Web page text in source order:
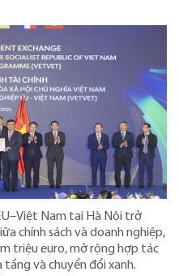
Nam tại Hà Nội trở
chính sách và doanh nghiệp,
triệu euro, mở rộng hợp tác
và chuyển đổi xanh.